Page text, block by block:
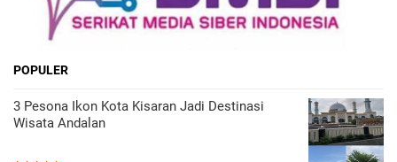
POPULER
3 Pesona Ikon Kota Kisaran Jadi Destinasi
Wisata Andalan